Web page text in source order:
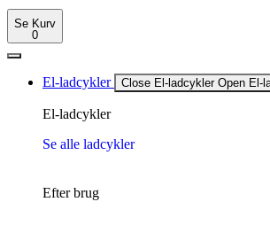
Se Kurv
0
El-ladcykler Close El-ladcykler Open El-
El-ladcykler
Se alle ladcykler
Efter brug